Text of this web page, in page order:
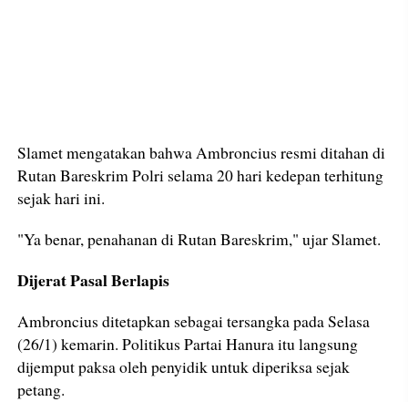
Slamet mengatakan bahwa Ambroncius resmi ditahan di
Rutan Bareskrim Polri selama 20 hari kedepan terhitung
sejak hari ini.
"Ya benar, penahanan di Rutan Bareskrim," ujar Slamet.
Dijerat Pasal Berlapis
Ambroncius ditetapkan sebagai tersangka pada Selasa
(26/1) kemarin. Politikus Partai Hanura itu langsung
dijemput paksa oleh penyidik untuk diperiksa sejak
petang.